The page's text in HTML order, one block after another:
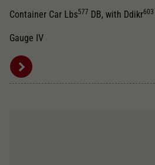
Container Car Lbs577 DB, with Ddikr603
Gauge IV